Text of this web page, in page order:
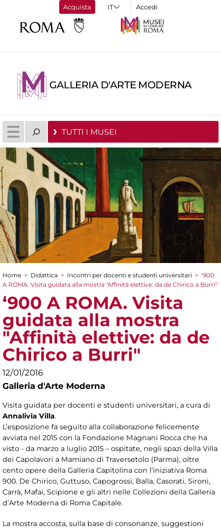
Acquista Accedi
GALLERIA D'ARTE MODERNA
TUTTI I MUSEI
Tu sei qui
Home > Didattica > Incontri per docenti e studenti universitari > ‘900
A ROMA. Visita guidata alla mostra "Affinità elettive: da de Chirico a Burri"
‘900 A ROMA. Visita
guidata alla mostra
"Affinità elettive: da de
Chirico a Burri"
12/01/2016
Galleria d'Arte Moderna
Visita guidata per docenti e studenti universitari, a cura di
Annalivia Villa.
L’esposizione fa seguito alla collaborazione felicemente
avviata nel 2015 con la Fondazione Magnani Rocca che ha
visto - da marzo a luglio 2015 – ospitate, negli spazi della Villa
dei Capolavori a Mamiano di Traversetolo (Parma), oltre
cento opere della Galleria Capitolina con l’iniziativa Roma
900. De Chirico, Guttuso, Capogrossi, Balla, Casorati, Sironi,
Carrà, Mafai, Scipione e gli altri nelle Collezioni della Galleria
d’Arte Moderna di Roma Capitale.
La mostra accosta, sulla base di consonanze, suggestioni